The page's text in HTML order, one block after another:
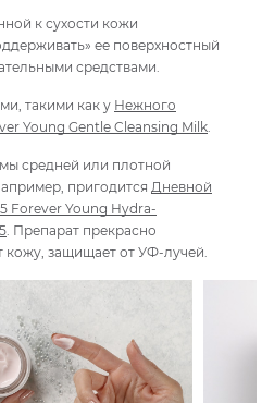
к сухости кожи
ее поверхностный
средствами.
такими как у Нежного
Young Gentle Cleansing Milk
средней или плотной
пригодится Дневной
Forever Young Hydra-
. Препарат прекрасно
кожу, защищает от УФ-лучей.